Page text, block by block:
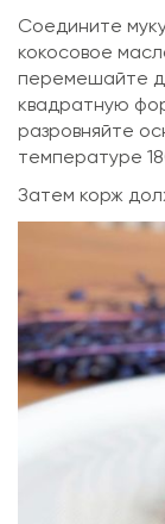
Соедините
кокосовое
перемешайте
квадратную
разровняйте
температуре
Затем корж